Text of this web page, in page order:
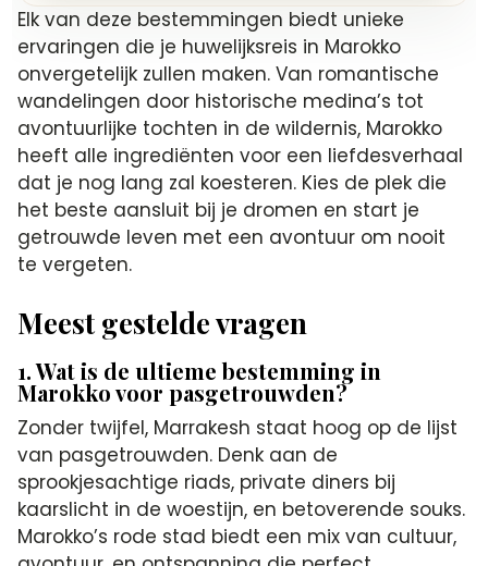
Elk van deze bestemmingen biedt unieke
ervaringen die je huwelijksreis in Marokko
onvergetelijk zullen maken. Van romantische
wandelingen door historische medina’s tot
avontuurlijke tochten in de wildernis, Marokko
heeft alle ingrediënten voor een liefdesverhaal
dat je nog lang zal koesteren. Kies de plek die
het beste aansluit bij je dromen en start je
getrouwde leven met een avontuur om nooit
te vergeten.
Meest gestelde vragen
1. Wat is de ultieme bestemming in
Marokko voor pasgetrouwden?
Zonder twijfel, Marrakesh staat hoog op de lijst
van pasgetrouwden. Denk aan de
sprookjesachtige riads, private diners bij
kaarslicht in de woestijn, en betoverende souks.
Marokko’s rode stad biedt een mix van cultuur,